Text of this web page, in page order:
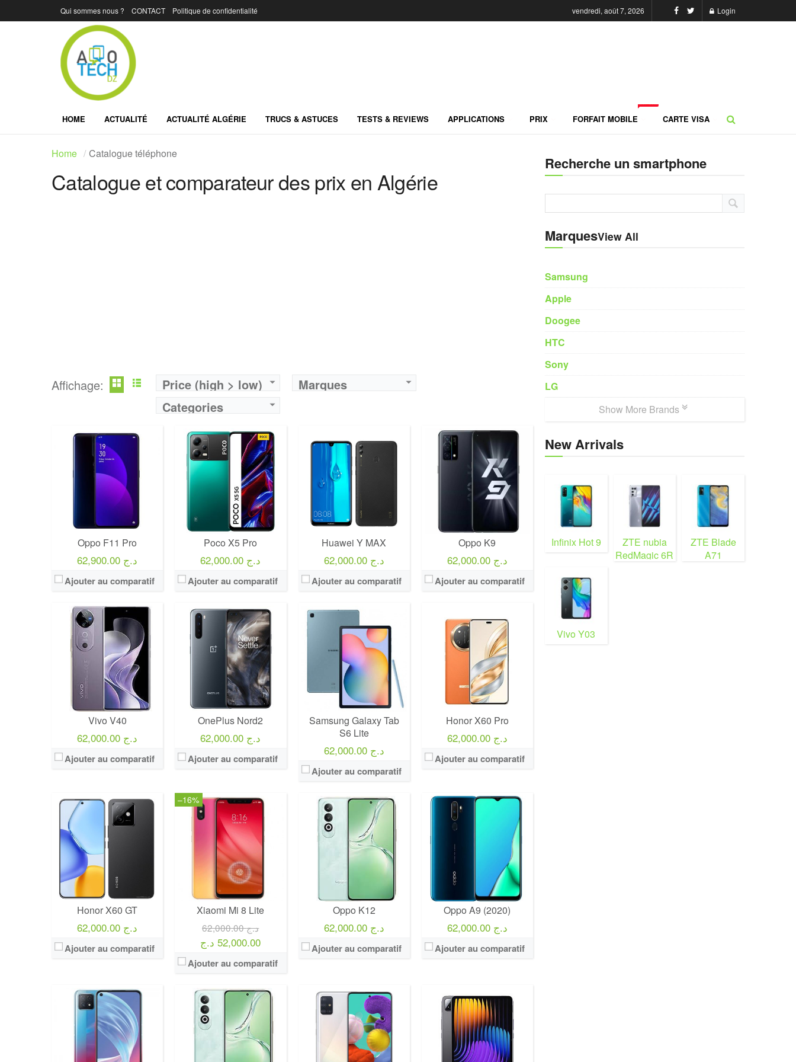
Qui sommes nous ? CONTACT Politique de confidentialité vendredi, août 7, 2026 Login
HOME ACTUALITÉ ACTUALITÉ ALGÉRIE TRUCS & ASTUCES TESTS & REVIEWS APPLICATIONS PRIX FORFAIT MOBILE CARTE VISA
Home Catalogue téléphone
Catalogue et comparateur des prix en Algérie
Affichage: Price (high > low)
Marques
Categories
Oppo F11 Pro
62,900.00 د.ج
Ajouter au comparatif
Poco X5 Pro
62,000.00 د.ج
Ajouter au comparatif
Huawei Y MAX
62,000.00 د.ج
Ajouter au comparatif
Oppo K9
62,000.00 د.ج
Ajouter au comparatif
Vivo V40
62,000.00 د.ج
Ajouter au comparatif
OnePlus Nord2
62,000.00 د.ج
Ajouter au comparatif
Samsung Galaxy Tab
S6 Lite
62,000.00 د.ج
Ajouter au comparatif
Honor X60 Pro
62,000.00 د.ج
Ajouter au comparatif
Honor X60 GT
62,000.00 د.ج
Ajouter au comparatif
–16%
Xiaomi Mi 8 Lite
62,000.00 د.ج
52,000.00 د.ج
Ajouter au comparatif
Oppo K12
62,000.00 د.ج
Ajouter au comparatif
Oppo A9 (2020)
62,000.00 د.ج
Ajouter au comparatif
Recherche un smartphone
MarquesView All
Samsung
Apple
Doogee
HTC
Sony
LG
Show More Brands
New Arrivals
Infinix Hot 9
ZTE nubia
RedMagic 6R
ZTE Blade
A71
Vivo Y03